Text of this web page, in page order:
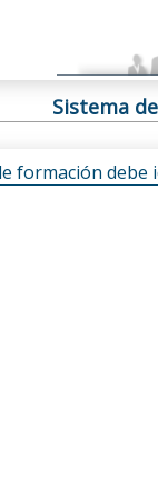
Sistema
formación